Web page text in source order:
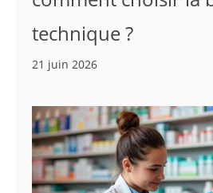
technique ?
21 juin 2026